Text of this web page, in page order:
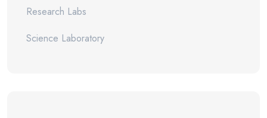
Research Labs
Science Laboratory